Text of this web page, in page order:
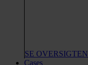
SE OVERSIGTEN
Cases